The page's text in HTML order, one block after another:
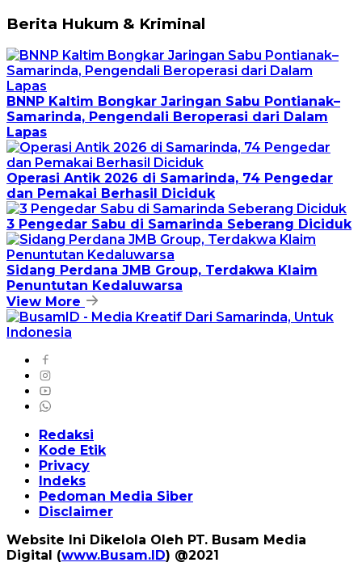
Berita Hukum & Kriminal
BNNP Kaltim Bongkar Jaringan Sabu Pontianak–
Samarinda, Pengendali Beroperasi dari Dalam
Lapas
Operasi Antik 2026 di Samarinda, 74 Pengedar
dan Pemakai Berhasil Diciduk
3 Pengedar Sabu di Samarinda Seberang Diciduk
Sidang Perdana JMB Group, Terdakwa Klaim
Penuntutan Kedaluwarsa
View More
Redaksi
Kode Etik
Privacy
Indeks
Pedoman Media Siber
Disclaimer
Website Ini Dikelola Oleh PT. Busam Media
Digital (www.Busam.ID) @2021